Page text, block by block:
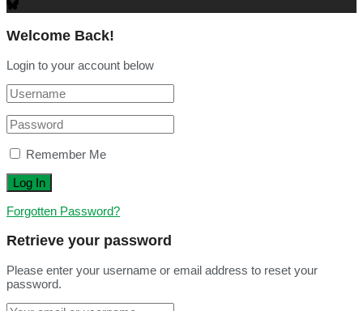
Welcome Back!
Login to your account below
Remember Me
Forgotten Password?
Retrieve your password
Please enter your username or email address to reset your
password.